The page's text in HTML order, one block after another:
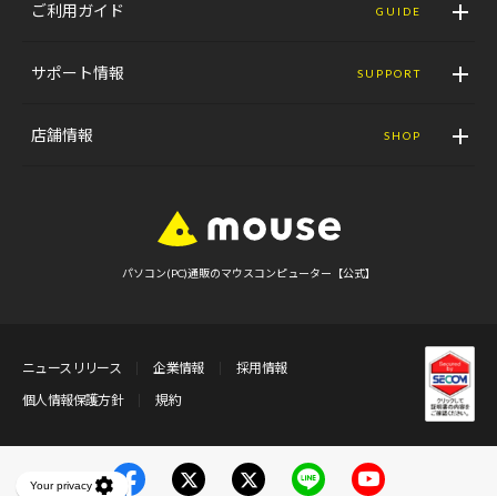
ご利用ガイド GUIDE
サポート情報 SUPPORT
店舗情報 SHOP
パソコン(PC)通販のマウスコンピューター【公式】
ニュースリリース 企業情報
採用情報
個人情報保護方針
規約